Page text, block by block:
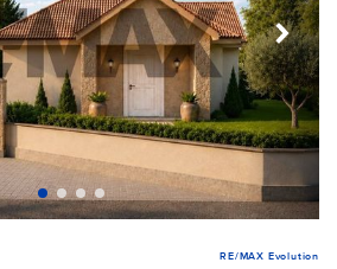
RE/MAX Evolution